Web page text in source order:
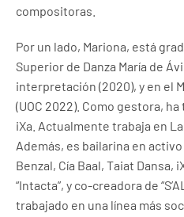
compositoras.
Por un lado, Mariona, está
Superior de Danza María de
interpretación (2020), y en el
(UOC 2022). Como gestora,
iXa. Actualmente trabaja en
Además, es bailarina en
Benzal, Cía Baal, Taiat Dansa,
“Intacta”, y co-creadora de
trabajado en una línea más